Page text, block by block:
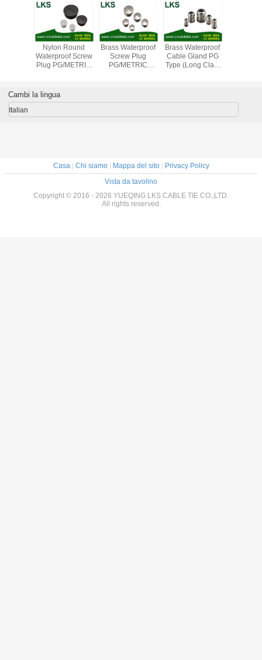
Nylon Round
Waterproof Screw
Plug PG/METRIC
Brass Waterproof
Screw Plug
PG/METRIC
Brass Waterproof
Cable Gland PG
Type (Long Claw
Cambi la lingua
Italian
Casa| Chi siamo| Mappa del sito|
Privacy Policy
Vista da tavolino
Copyright © 2016 - 2026 YUEQING LKS CABLE TIE CO.,LTD.
All rights reserved.